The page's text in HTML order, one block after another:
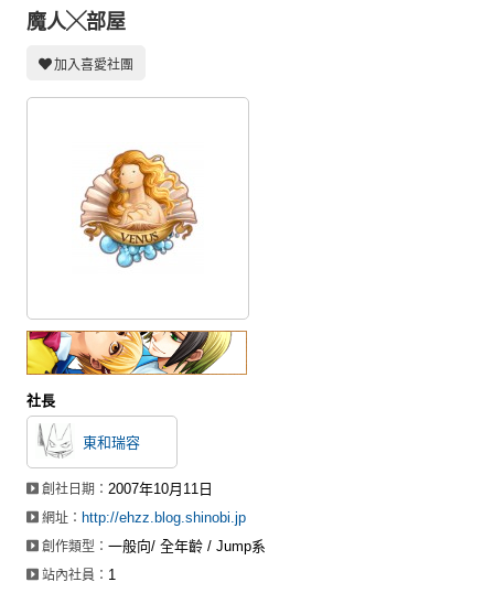
交流中心
攤位轉讓區
會員功能選單
註冊會員
登入
魔人╳部屋
加入喜愛社團
社長
東和瑞容
創社日期：2007年10月11日
網址： http://ehzz.blog.shinobi.jp
創作類型：一般向/ 全年齡 / Jump系
站內社員： 1